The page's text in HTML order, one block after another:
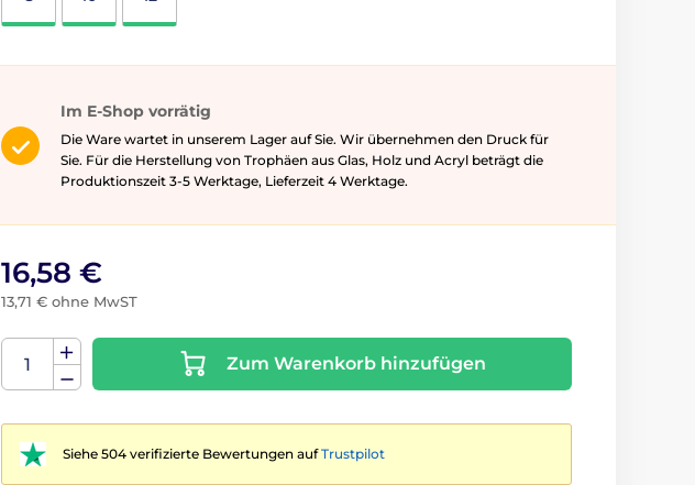
Im E-Shop vorrätig
Die Ware wartet in unserem Lager auf Sie. Wir übernehmen den Druck für
Sie. Für die Herstellung von Trophäen aus Glas, Holz und Acryl beträgt die
Produktionszeit 3-5 ​​Werktage, Lieferzeit 4 Werktage.
16,58 €
13,71 € ohne MwST
Zum Warenkorb hinzufügen
Siehe 504 verifizierte Bewertungen aufTrustpilot